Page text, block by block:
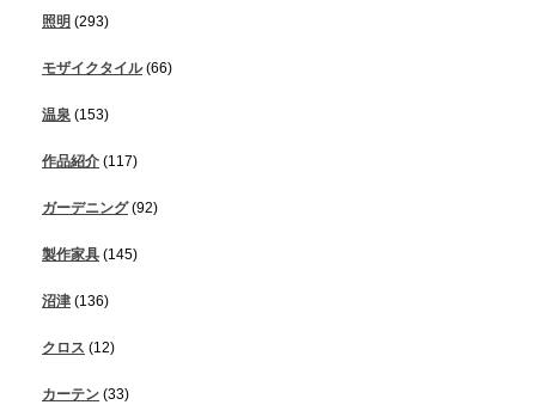
照明 (293)
モザイクタイル(66)
温泉 (153)
作品紹介 (117)
ガーデニング(92)
製作家具 (145)
沼津 (136)
クロス (12)
カーテン (33)